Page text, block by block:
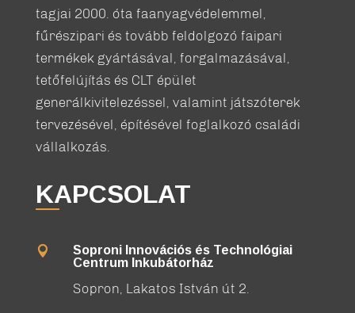
tagjai 2000. óta faanyagvédelemmel,
fűrészipari és tovább feldolgozó faipari
termékek gyártásával, forgalmazásával,
tetőfelújítás és CLT épület
generálkivitelezéssel, valamint játszóterek
tervezésével, építésével foglalkozó családi
vállalkozás.
KAPCSOLAT

Soproni Innovációs és Technológiai
Centrum Inkubátorház
Sopron, Lakatos István út 2.